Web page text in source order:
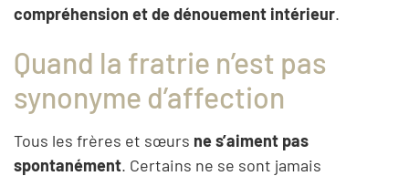
compréhension et de dénouement intérieur.
Quand la fratrie n’est pas
synonyme d’affection
Tous les frères et sœurs ne s’aiment pas
spontanément. Certains ne se sont jamais